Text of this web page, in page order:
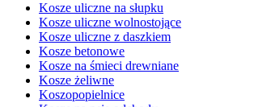
Kosze uliczne na słupku
Kosze uliczne wolnostojące
Kosze uliczne z daszkiem
Kosze betonowe
Kosze na śmieci drewniane
Kosze żeliwne
Koszopopielnice